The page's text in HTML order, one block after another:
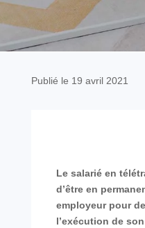
Publié le 19 avril 2021
Le salarié en
d’être en
employeur pour
l’exécution de